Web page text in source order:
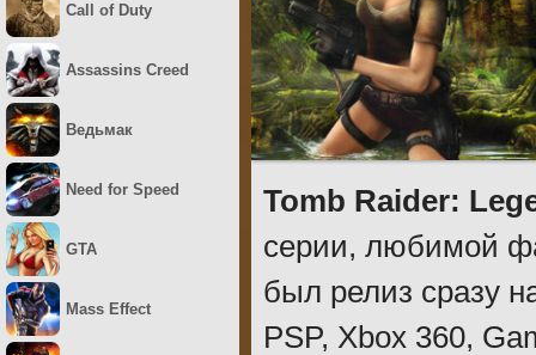
Tomb Raider:
серии, любимой
был релиз сразу
PSP, Xbox 360,
Call of Duty
Assassins Creed
Ведьмак
Need for Speed
GTA
Mass Effect